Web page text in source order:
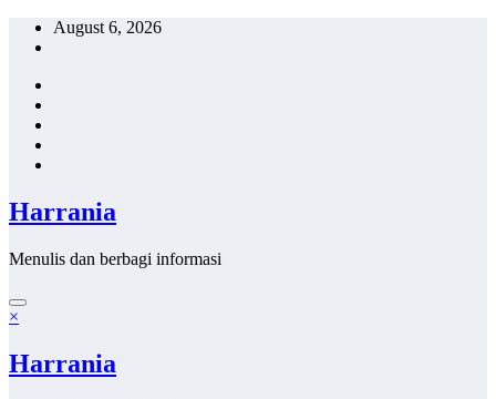
Skip
August 6, 2026
Harrania
Menulis dan berbagi informasi
×
Harrania